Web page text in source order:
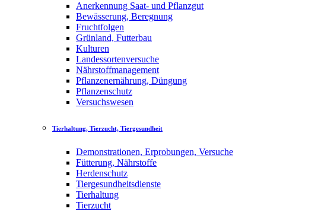
Anerkennung Saat- und Pflanzgut
Bewässerung, Beregnung
Fruchtfolgen
Grünland, Futterbau
Kulturen
Landessortenversuche
Nährstoffmanagement
Pflanzenernährung, Düngung
Pflanzenschutz
Versuchswesen
Tierhaltung, Tierzucht, Tiergesundheit
Demonstrationen, Erprobungen, Versuche
Fütterung, Nährstoffe
Herdenschutz
Tiergesundheitsdienste
Tierhaltung
Tierzucht